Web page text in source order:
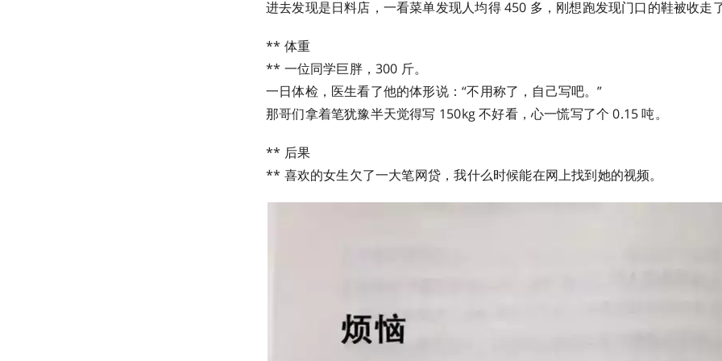
进去发现是日料店，一看菜单发现人均得 450 多，刚想跑发现门口的鞋被收走
** 体重
** 一位同学巨胖，300 斤。
一日体检，医生看了他的体形说：“不用称了，自己写吧。”
那哥们拿着笔犹豫半天觉得写 150kg 不好看，心一慌写了个 0.15 吨。
** 后果
** 喜欢的女生欠了一大笔网贷，我什么时候能在网上找到她的视频。